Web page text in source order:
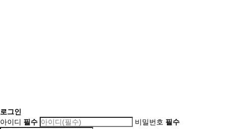
로그인
아이디 필수 비밀번호 필수